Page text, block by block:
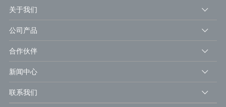
关于我们
公司产品
合作伙伴
新闻中心
联系我们